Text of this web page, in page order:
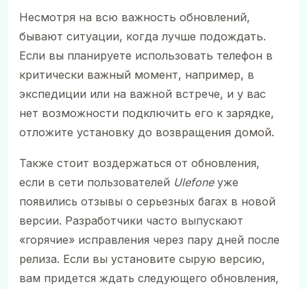
Несмотря на всю важность обновлений,
бывают ситуации, когда лучше подождать.
Если вы планируете использовать телефон в
критически важный момент, например, в
экспедиции или на важной встрече, и у вас
нет возможности подключить его к зарядке,
отложите установку до возвращения домой.
Также стоит воздержаться от обновления,
если в сети пользователей Ulefoneуже
появились отзывы о серьезных багах в новой
версии. Разработчики часто выпускают
«горячие» исправления через пару дней после
релиза. Если вы установите сырую версию,
вам придется ждать следующего обновления,